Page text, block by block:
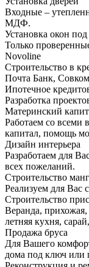
Входные –
МДФ.
Установка окон
Только
Novoline
Строительство в
Почта Банк,
Ипотечное
Разработка
Материнский
Работаем со всеми
капитал, помощь
Дизайн интерьера
Разработаем для
всех пожеланий.
Строительство
Реализуем для Вас
Строительство
Веранда, прихожая,
летняя кухня,
Продажа бруса
Для Вашего
дома под ключ или